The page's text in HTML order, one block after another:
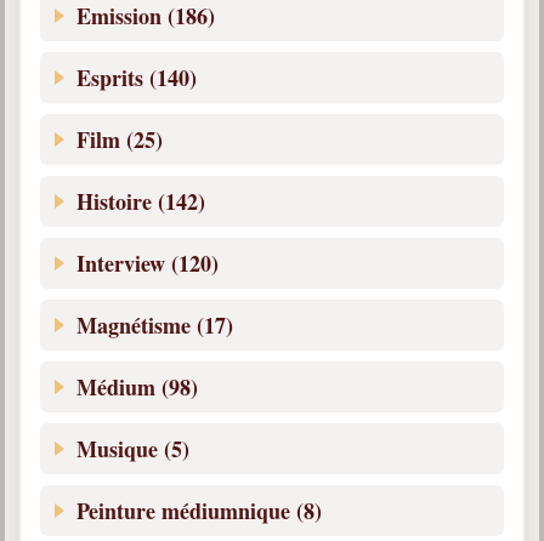
Emission (186)
Esprits (140)
Film (25)
Histoire (142)
Interview (120)
Magnétisme (17)
Médium (98)
Musique (5)
Peinture médiumnique (8)